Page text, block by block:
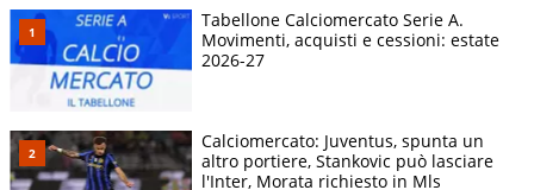
Tabellone Calciomercato Serie A.
Movimenti, acquisti e cessioni: estate
2026-27
Calciomercato: Juventus, spunta un
altro portiere, Stankovic può lasciare
l'Inter, Morata richiesto in Mls